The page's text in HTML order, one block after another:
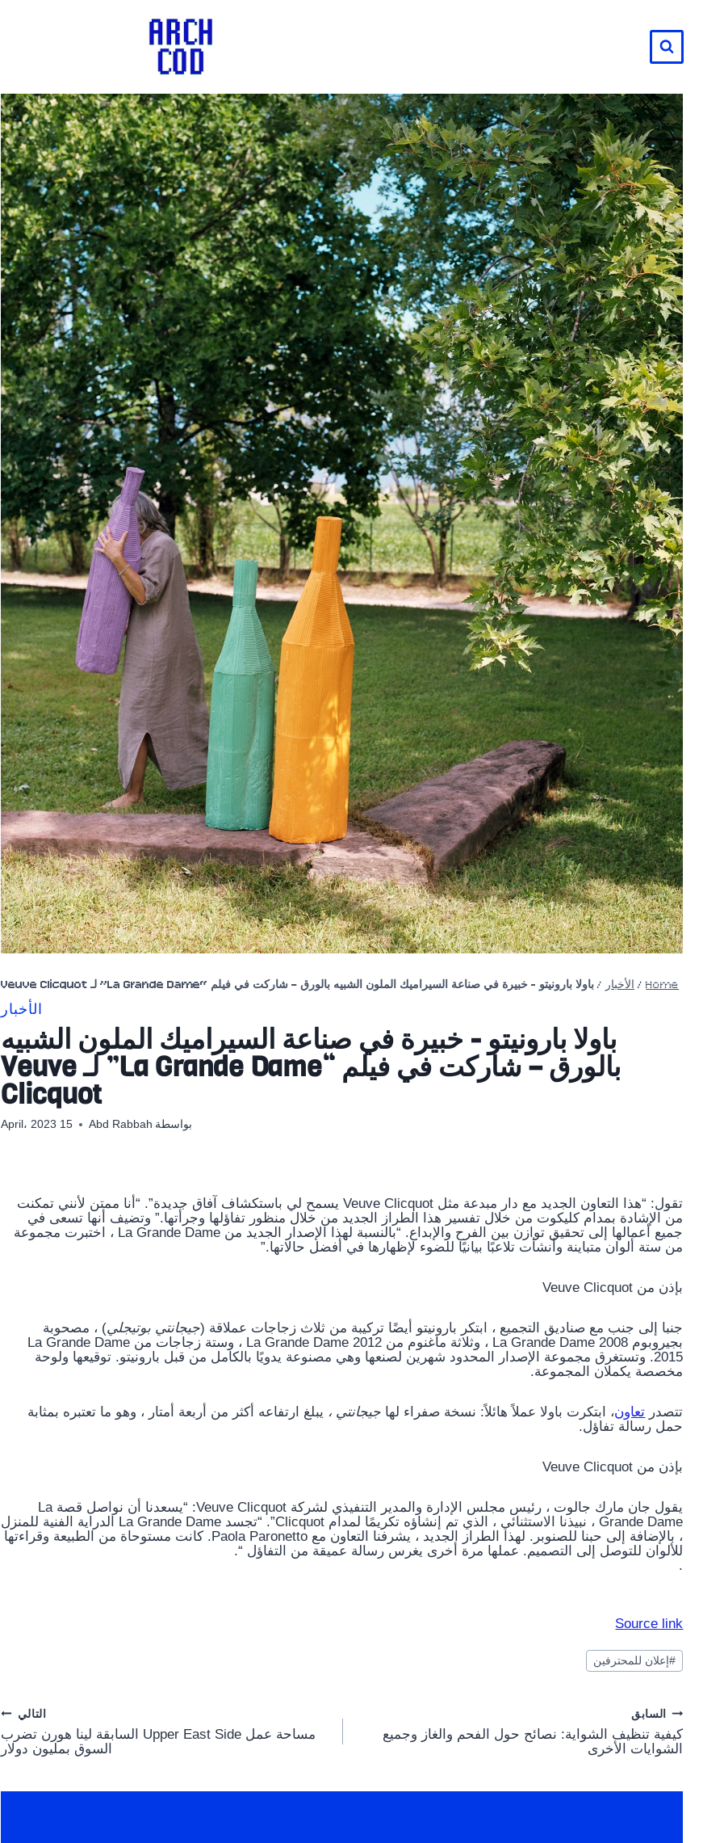
المحتوى
Home
/ الأخبار / باولا بارونيتو ​​- خبيرة في صناعة السيراميك الملون الشبيه بالورق – شاركت في فيلم “La Grande Dame” لـ Veuve Clicquot
الأخبار
باولا بارونيتو ​​- خبيرة في صناعة السيراميك الملون الشبيه
بالورق – شاركت في فيلم “La Grande Dame” لـ Veuve
Clicquot
بواسطة Abd Rabbah 15 April، 2023
تقول: “هذا التعاون الجديد مع دار مبدعة مثل Veuve Clicquot يسمح لي باستكشاف آفاق جديدة”. “أنا ممتن لأنني تمكنت
من الإشادة بمدام كليكوت من خلال تفسير هذا الطراز الجديد من خلال منظور تفاؤلها وجرأتها.” وتضيف أنها تسعى في
جميع أعمالها إلى تحقيق توازن بين الفرح والإبداع. “بالنسبة لهذا الإصدار الجديد من La Grande Dame ، اختبرت مجموعة
من ستة ألوان متباينة وأنشأت تلاعبًا بيانيًا للضوء لإظهارها في أفضل حالاتها.”
بإذن من Veuve Clicquot
جنبا إلى جنب مع صناديق التجميع ، ابتكر بارونيتو ​​أيضًا تركيبة من ثلاث زجاجات عملاقة (جيجانتي بوتيجلي) ، مصحوبة
بجيروبوم La Grande Dame 2008 ، وثلاثة ماغنوم من La Grande Dame 2012 ، وستة زجاجات من La Grande Dame
2015. وتستغرق مجموعة الإصدار المحدود شهرين لصنعها وهي مصنوعة يدويًا بالكامل من قبل بارونيتو. توقيعها ولوحة
مخصصة يكملان المجموعة.
تتصدر تعاون، ابتكرت باولا عملاً هائلاً: نسخة صفراء لها جيجانتي ، يبلغ ارتفاعه أكثر من أربعة أمتار ، وهو ما تعتبره بمثابة
حمل رسالة تفاؤل.
بإذن من Veuve Clicquot
يقول جان مارك جالوت ، رئيس مجلس الإدارة والمدير التنفيذي لشركة Veuve Clicquot: “يسعدنا أن نواصل قصة La
Grande Dame ، نبيذنا الاستثنائي ، الذي تم إنشاؤه تكريمًا لمدام Clicquot”. “تجسد La Grande Dame الدراية الفنية للمنزل
، بالإضافة إلى حبنا للصنوبر. لهذا الطراز الجديد ، يشرفنا التعاون مع Paola Paronetto. كانت مستوحاة من الطبيعة وقراءتها
للألوان للتوصل إلى التصميم. عملها مرة أخرى يغرس رسالة عميقة من التفاؤل “.
.
Source link
وسوم
المقال:
#إعلان للمحترفين
Post
navigation
السابق
كيفية تنظيف الشواية: نصائح حول الفحم والغاز وجميع
الشوايات الأخرى
التالي
مساحة عمل Upper East Side السابقة لينا هورن تضرب
السوق بمليون دولار